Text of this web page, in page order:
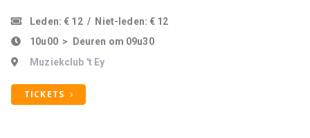
Leden: € 12 / Niet-leden: € 12
10u00 > Deuren om 09u30
Muziekclub 't Ey
TICKETS